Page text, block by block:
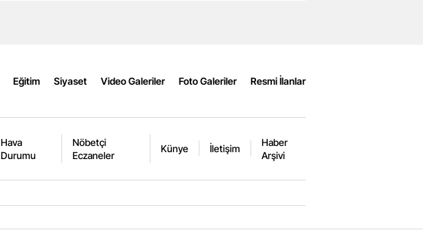
Gaziantep
Gümüşhane
Eğitim Siyaset Video Galeriler Foto Galeriler Resmi İlanlar
Hava
Durumu
Nöbetçi
Eczaneler
Künye İletişim
Haber
Arşivi